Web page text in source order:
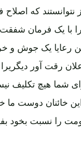
که
با یک فرمان
رعایا یک جوش و
رقت آور دیگریرا
شما هیچ تکلیف
دوست ما
را نسبت بخود